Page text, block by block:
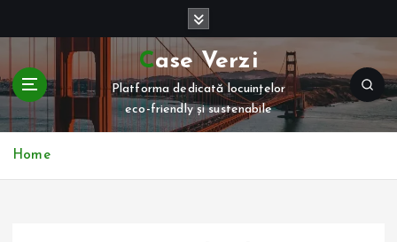
t
c
Case Verzi
Platforma dedicată locuințelor
eco-friendly și sustenabile
Home